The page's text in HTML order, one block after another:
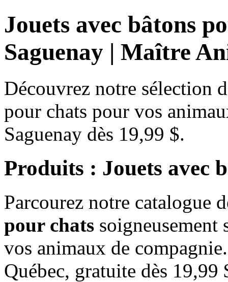
Jouets avec bâtons
Saguenay | Maître
Découvrez notre sélection
pour chats pour vos
Saguenay dès 19,99 $.
Produits : Jouets avec
Parcourez notre catalogue
pour chats soigneusement
vos animaux de
Québec, gratuite dès 19,99